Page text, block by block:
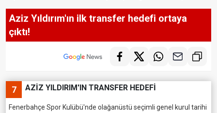
Aziz Yıldırım'ın ilk transfer hedefi ortaya
çıktı!
7 AZİZ YILDIRIM'IN TRANSFER HEDEFİ
Fenerbahçe Spor Kulübü'nde olağanüstü seçimli genel kurul tarihi